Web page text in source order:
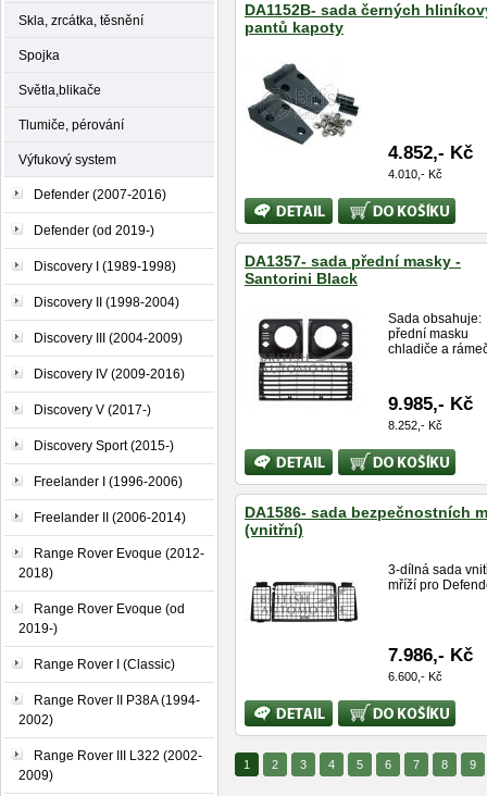
Skla, zrcátka, těsnění
Spojka
Světla,blikače
Tlumiče, pérování
Výfukový system
Defender (2007-2016)
Defender (od 2019-)
Discovery I (1989-1998)
Discovery II (1998-2004)
Discovery III (2004-2009)
Discovery IV (2009-2016)
Discovery V (2017-)
Discovery Sport (2015-)
Freelander I (1996-2006)
Freelander II (2006-2014)
Range Rover Evoque (2012-
2018)
Range Rover Evoque (od
2019-)
Range Rover I (Classic)
Range Rover II P38A (1994-
2002)
Range Rover III L322 (2002-
2009)
DA1152B- sada černých
pantů kapoty
4.852,- Kč
4.010,- Kč
Bližší
informace
Koupit
DA1357- sada přední masky -
Santorini Black
Sada obsahuje:
přední masku
chladiče a
9.985,- Kč
8.252,- Kč
Bližší
informace
Koupit
DA1586- sada bezpečnostních
(vnitřní)
3-dílná sada
mříží pro
7.986,- Kč
6.600,- Kč
Bližší
informace
Koupit
1 2 3 4 5 6 7 8 9